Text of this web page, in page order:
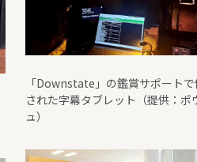
「Downstate」の鑑賞サポート
された字幕タブレット（提供：ポ
ュ）